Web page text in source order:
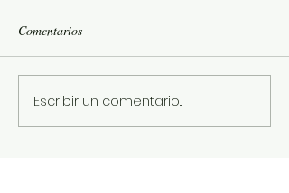
Comentarios
Escribir un comentario...